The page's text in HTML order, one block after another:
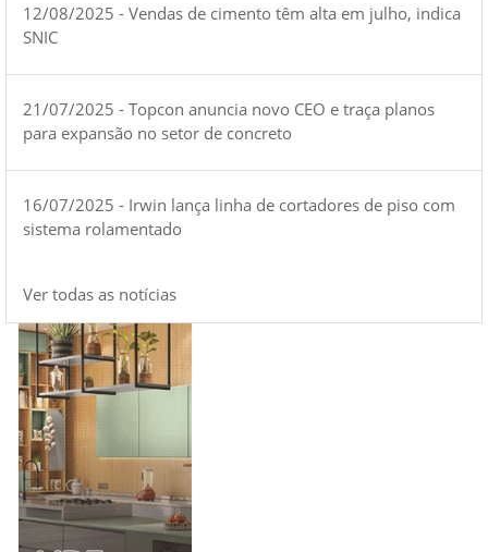
12/08/2025 - Vendas de cimento têm alta em julho, indica
SNIC
21/07/2025 - Topcon anuncia novo CEO e traça planos
para expansão no setor de concreto
16/07/2025 - Irwin lança linha de cortadores de piso com
sistema rolamentado
Ver todas as notícias